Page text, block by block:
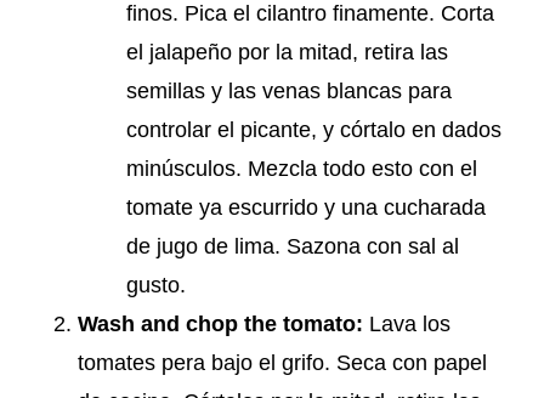
finos. Pica el cilantro finamente. Corta
el jalapeño por la mitad, retira las
semillas y las venas blancas para
controlar el picante, y córtalo en dados
minúsculos. Mezcla todo esto con el
tomate ya escurrido y una cucharada
de jugo de lima. Sazona con sal al
gusto.
Wash and chop the tomato: Lava los
tomates pera bajo el grifo. Seca con papel